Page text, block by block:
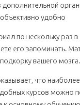
дополнительной
удобно
по нескольку раз
его запоминать.
вашего мозга.
что
курсов можно